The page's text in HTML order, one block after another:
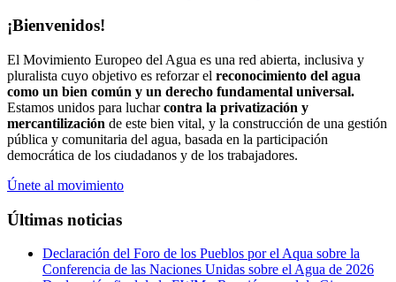
¡Bienvenidos!
El Movimiento Europeo del Agua es una red abierta, inclusiva y
pluralista cuyo objetivo es reforzar el reconocimiento del agua
como un bien común y un derecho fundamental universal.
Estamos unidos para lucharcontra la privatización y
mercantilización de este bien vital, y la construcción de una gestión
pública y comunitaria del agua, basada en la participación
democrática de los ciudadanos y de los trabajadores.
Únete al movimiento
Últimas noticias
Declaración del Foro de los Pueblos por el Aqua sobre la
Conferencia de las Naciones Unidas sobre el Agua de 2026